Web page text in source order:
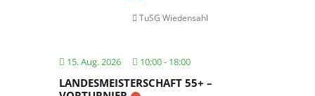
TuSG Wiedensahl
15. Aug. 2026 10:00- 18:00
LANDESMEISTERSCHAFT 55+ –